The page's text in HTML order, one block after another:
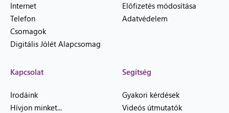
Internet
Telefon
Csomagok
Digitális Jólét Alapcsomag
Előfizetés módosítása
Adatvédelem
Kapcsolat
Irodáink
Hívjon minket...
Segítség
Gyakori kérdések
Videós útmutatók